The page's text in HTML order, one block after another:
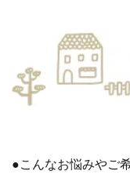
●こんなお悩みやご